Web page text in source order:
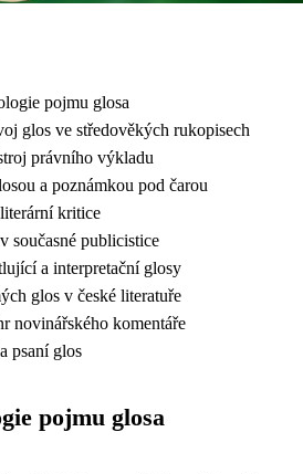
pojmu glosa
glos ve středověkých rukopisech
právního výkladu
a poznámkou pod čarou
kritice
současné publicistice
a interpretační glosy
glos v české literatuře
novinářského komentáře
psaní glos
pojmu glosa